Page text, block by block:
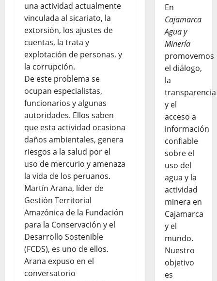
una actividad actualmente
vinculada al sicariato, la
extorsión, los ajustes de
cuentas, la trata y
explotación de personas, y
la corrupción.
De este problema se
ocupan especialistas,
funcionarios y algunas
autoridades. Ellos saben
que esta actividad ocasiona
daños ambientales, genera
riesgos a la salud por el
uso de mercurio y amenaza
la vida de los peruanos.
Martín Arana, líder de
Gestión Territorial
Amazónica de la Fundación
para la Conservación y el
Desarrollo Sostenible
(FCDS), es uno de ellos.
Arana expuso en el
conversatorio
En
Cajamarca
Agua y
Minería
promovemos
el diálogo,
la
transparencia
y el
acceso a
información
confiable
sobre el
uso del
agua y la
actividad
minera en
Cajamarca
y el
mundo.
Nuestro
objetivo
es